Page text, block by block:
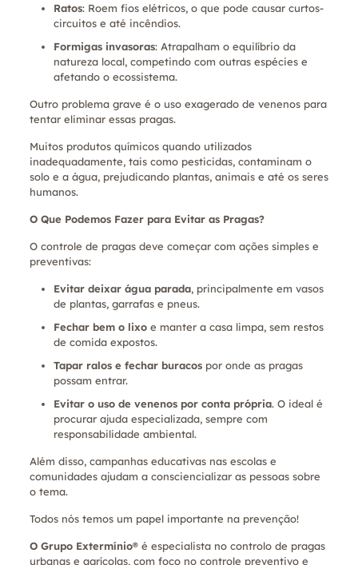
Ratos: Roem fios elétricos, o que pode causar curtos-
circuitos e até incêndios.
Formigas invasoras: Atrapalham o equilíbrio da
natureza local, competindo com outras espécies e
afetando o ecossistema.
Outro problema grave é o uso exagerado de venenos para
tentar eliminar essas pragas.
Muitos produtos químicos quando utilizados
inadequadamente, tais como pesticidas, contaminam o
solo e a água, prejudicando plantas, animais e até os seres
humanos.
O Que Podemos Fazer para Evitar as Pragas?
O controle de pragas deve começar com ações simples e
preventivas:
Evitar deixar água parada, principalmente em vasos
de plantas, garrafas e pneus.
Fechar bem o lixoe manter a casa limpa, sem restos
de comida expostos.
Tapar ralos e fechar buracospor onde as pragas
possam entrar.
Evitar o uso de venenos por conta própria. O ideal é
procurar ajuda especializada, sempre com
responsabilidade ambiental.
Além disso, campanhas educativas nas escolas e
comunidades ajudam a consciencializar as pessoas sobre
o tema.
Todos nós temos um papel importante na prevenção!
O Grupo Extermínio®é especialista no controlo de pragas
urbanas e agrícolas, com foco no controle preventivo e